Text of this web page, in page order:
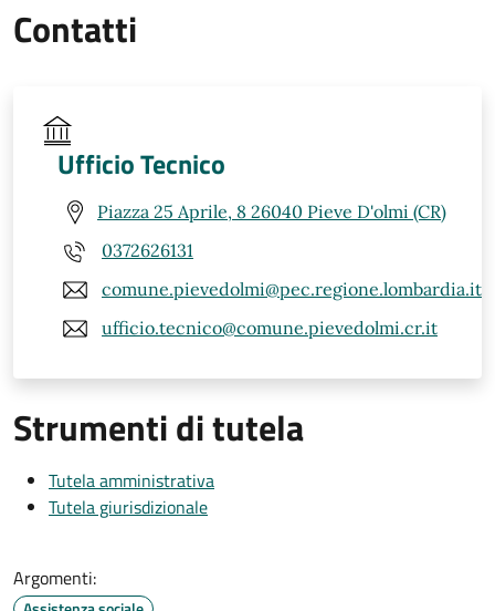
Contatti
Ufficio Tecnico
Piazza 25 Aprile, 8 26040 Pieve D'olmi (CR)
0372626131
comune.pievedolmi@pec.regione.lombardia.it
ufficio.tecnico@comune.pievedolmi.cr.it
Strumenti di tutela
Tutela amministrativa
Tutela giurisdizionale
Argomenti: